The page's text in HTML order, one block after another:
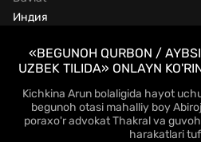
Индия
«BEGUNOH QURBON /
UZBEK TILIDA» ONLAYN
Kichkina Arun bolaligida hayot
begunoh otasi mahalliy boy
poraxo'r advokat Thakral va
harakatlari